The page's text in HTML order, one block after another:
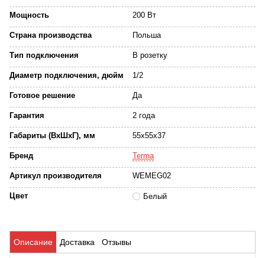
Мощность 200 Вт
Страна производства Польша
Тип подключения В розетку
Диаметр подключения, дюйм 1/2
Готовое решение Да
Гарантия 2 года
Габариты (ВхШхГ), мм 55x55x37
Бренд Terma
Артикул производителя WEMEG02
Цвет Белый
Описание Доставка Отзывы